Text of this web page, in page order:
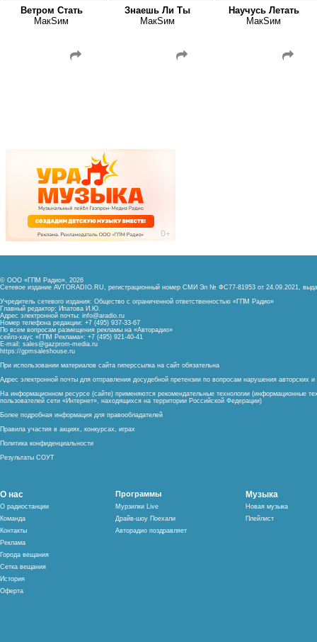
Ветром Стать
МакSим
Знаешь Ли Ты
МакSим
Научусь Летать
МакSим
© ООО «ГПМ Радио», 2026
Сетевое издание AVTORADIO.RU, регистрационный номер СМИ Эл № ФС77-81953 от 24.09.2021,
Учредитель сетевого издания: Общество с ограниченной ответственностью «ГПМ Радио»
Главный редактор: Ипатова И.Ю.
Адрес электронной почты: info@aradio.ru
Номер телефона редакции: +7 (495) 937-33-67
По всем вопросам размещения рекламы на «Авторадио»
сейлз-хаус «ГПМ Реклама»: +7 (495) 921-40-41
E-mail: sales@gazprom-media.ru
https://gpmsaleshouse.ru
При использовании материалов сайта гиперссылка на сайт обязательна
Адрес электронной почты для отправления досудебной претензии по вопросам нарушения авторских
На информационном ресурсе (сайте) применяются рекомендательные технологии (информационные
пользователей сети «Интернет», находящихся на территории Российской Федерации)
Более подробная информация для правообладателей
Правила участия в акциях, конкурсах, играх
Политика конфиденциальности
Результаты СОУТ
О нас
О радиостанции
Команда
Контакты
Реклама
Города вещания
Сетка вещания
История
Оферта
Программы
Мурзилки Live
Драйв-шоу Поехали
Авторадио поздравляет
Музыка
Новая музыка
Плейлист